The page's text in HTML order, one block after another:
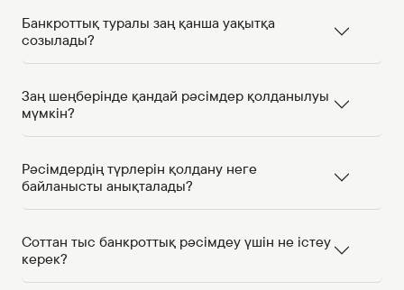
Банкроттық туралы заң қанша уақытқа
созылады?
Заң шеңберінде қандай рәсімдер қолданылуы
мүмкін?
Рәсімдердің түрлерін қолдану неге
байланысты анықталады?
Соттан тыс банкроттық рәсімдеу үшін не істеу
керек?